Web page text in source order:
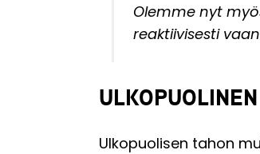
Olemme nyt
reaktiivisesti
Ulkopuolisen tahon